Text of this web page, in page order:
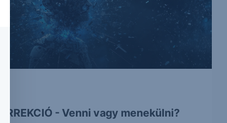
- Venni vagy menekülni?